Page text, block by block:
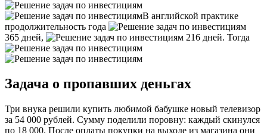
В английской практике
продолжительность года
365 дней,
216 дней. Тогда
Задача о пропавших деньгах
Три внука решили купить любимой бабушке новый телевизор
за 54 000 рублей. Сумму поделили поровну: каждый скинулся
по 18 000. После оплаты покупки на выходе из магазина они